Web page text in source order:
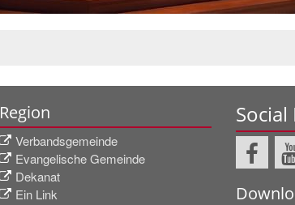
Region
Verbandsgemeinde
Evangelische Gemeinde
Dekanat
Ein Link